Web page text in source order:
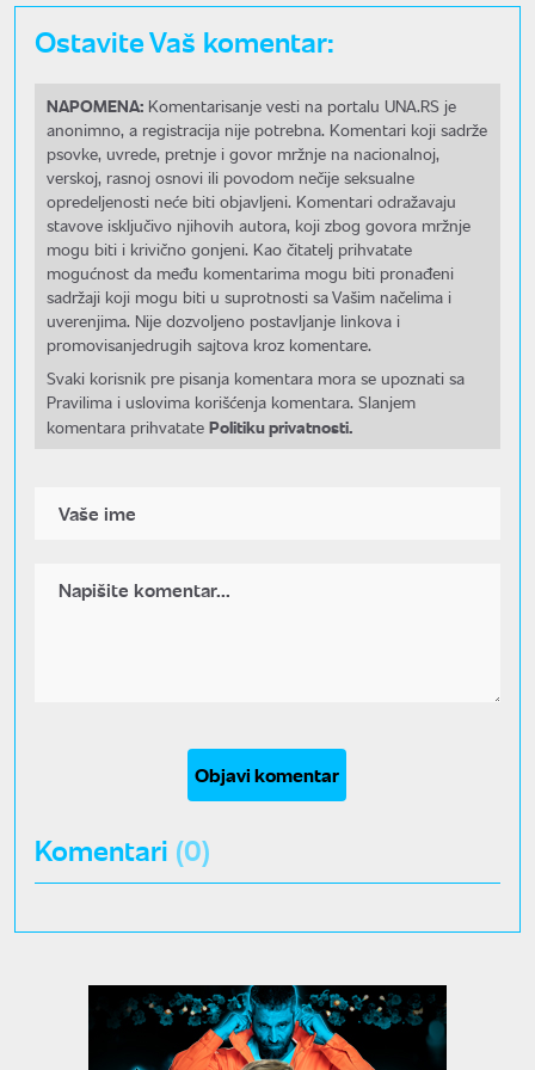
Ostavite Vaš komentar:
NAPOMENA: Komentarisanje vesti na portalu UNA.RS je
anonimno, a registracija nije potrebna. Komentari koji sadrže
psovke, uvrede, pretnje i govor mržnje na nacionalnoj,
verskoj, rasnoj osnovi ili povodom nečije seksualne
opredeljenosti neće biti objavljeni. Komentari odražavaju
stavove isključivo njihovih autora, koji zbog govora mržnje
mogu biti i krivično gonjeni. Kao čitatelj prihvatate
mogućnost da među komentarima mogu biti pronađeni
sadržaji koji mogu biti u suprotnosti sa Vašim načelima i
uverenjima. Nije dozvoljeno postavljanje linkova i
promovisanjedrugih sajtova kroz komentare.
Svaki korisnik pre pisanja komentara mora se upoznati sa
Pravilima i uslovima korišćenja komentara. Slanjem
komentara prihvatate Politiku privatnosti.
Objavi komentar
Komentari (0)